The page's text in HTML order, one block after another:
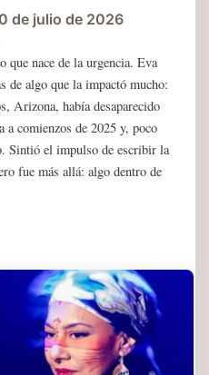
de julio de 2026
que nace de la urgencia. Eva
de algo que la impactó mucho:
Arizona, había desaparecido
a comienzos de 2025 y, poco
Sintió el impulso de escribir la
fue más allá: algo dentro de